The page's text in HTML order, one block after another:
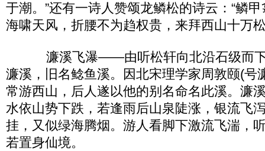
于潮。”还有一诗人赞颂龙鳞松的诗云：“鳞
海啸天风，折腰不为趋权贵，来拜西山十万
濂溪飞瀑——由听松轩向北沿石级而下
濂溪，旧名鲶鱼溪。因北宋理学家周敦颐(号
常游西山，后人遂以他的别名命名此溪。濂
水依山势下跌，若逢雨后山泉陡涨，银流飞
挂，又似绿海腾烟。游人看脚下激流飞湍，
若置身仙境。